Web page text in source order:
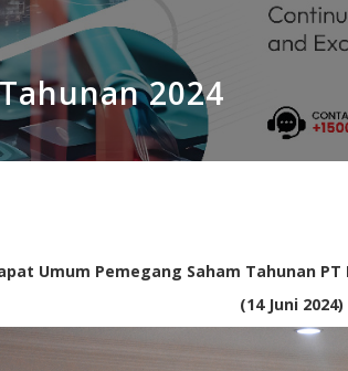
2024
Umum Pemegang Saham Tahunan
(14 Juni 2024)